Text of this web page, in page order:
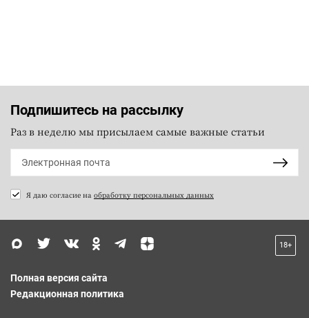
Подпишитесь на рассылку
Раз в неделю мы присылаем самые важные статьи
Я даю согласие на обработку персональных данных
18+
Полная версия сайта
Редакционная политика